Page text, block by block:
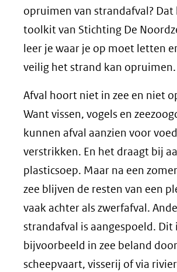
opruimen van strandafval? Dat
toolkit van Stichting De
leer je waar je op moet letten
veilig het strand kan opruimen.
Afval hoort niet in zee en niet
Want vissen, vogels en
kunnen afval aanzien voor
verstrikken. En het draagt bij
plasticsoep. Maar na een
zee blijven de resten van een
vaak achter als zwerfafval.
strandafval is aangespoeld. Dit
bijvoorbeeld in zee beland
scheepvaart, visserij of via